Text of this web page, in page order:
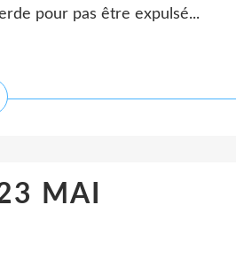
pour pas être expulsé...
MAI